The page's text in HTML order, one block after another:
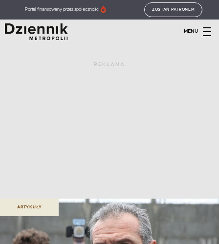
Portal finansowany przez społeczność ZOSTAŃ PATRONEM
MENU
REKLAMA
ARTYKUŁY